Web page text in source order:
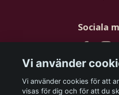
Sociala
Prenumerera på
Vi använder
Vi använder cookies för att
visas för dig och för att du